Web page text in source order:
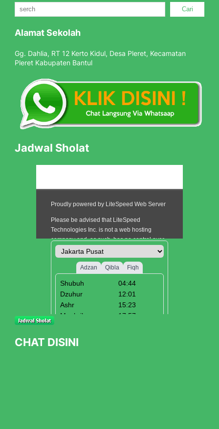
Cari
Alamat Sekolah
Gg. Dahlia, RT 12 Kerto Kidul, Desa Pleret, Kecamatan
Pleret Kabupaten Bantul
Jadwal Sholat
CHAT DISINI